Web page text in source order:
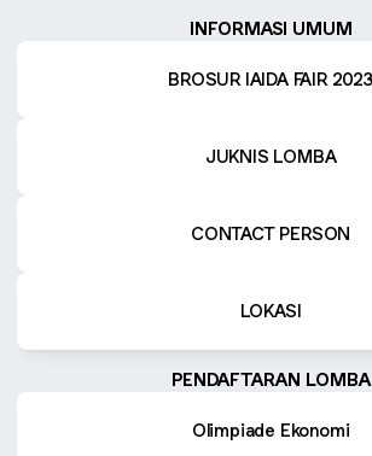
INFORMASI UMUM
BROSUR IAIDA FAIR 2023
JUKNIS LOMBA
CONTACT PERSON
LOKASI
PENDAFTARAN LOMBA
Olimpiade Ekonomi